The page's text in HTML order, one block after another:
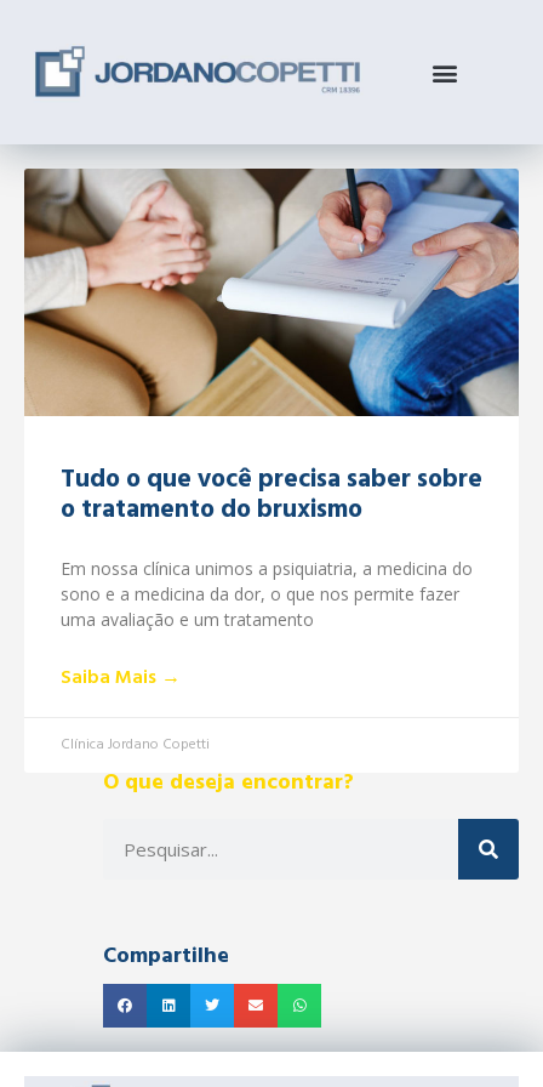
Tudo o que você precisa saber sobre
o tratamento do bruxismo
Em nossa clínica unimos a psiquiatria, a medicina do
sono e a medicina da dor, o que nos permite fazer
uma avaliação e um tratamento
Saiba Mais →
Clínica Jordano Copetti
O que deseja encontrar?
Compartilhe